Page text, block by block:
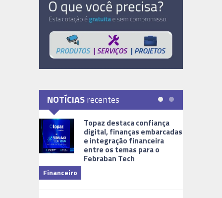
NOTÍCIASrecentes
Topaz destaca confiança
digital, finanças embarcadas
e integração financeira
entre os temas para o
Febraban Tech
Financeiro